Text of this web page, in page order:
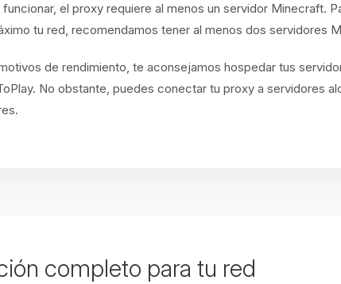
funcionar, el proxy requiere al menos un servidor Minecraft.
tu red, recomendamos tener al menos dos servidores
de rendimiento, te aconsejamos hospedar tus
No obstante, puedes conectar tu proxy a servidores
completo para tu red